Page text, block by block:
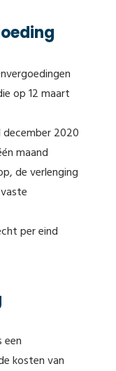
op 12 maart
2020
maand
de verlenging
per eind
een
kosten van